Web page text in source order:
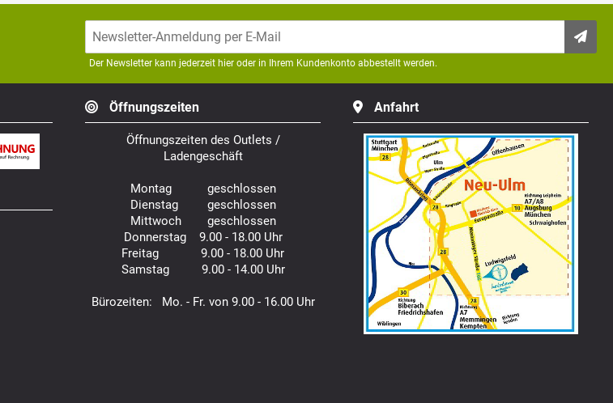
Der Newsletter kann jederzeit hier oder in Ihrem Kundenkonto abbestellt werden.
Öffnungszeiten
Öffnungszeiten des Outlets /
Ladengeschäft
Montag geschlossen
Dienstag geschlossen
Mittwoch geschlossen
Donnerstag 9.00 - 18.00 Uhr
Freitag 9.00 - 18.00 Uhr
Samstag 9.00 - 14.00 Uhr
Bürozeiten: Mo. - Fr. von 9.00 - 16.00 Uhr
Anfahrt